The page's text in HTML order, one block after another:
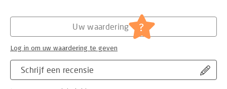
Schrijf een recensie
Uw waardering ?
Log in om uw waardering te geven